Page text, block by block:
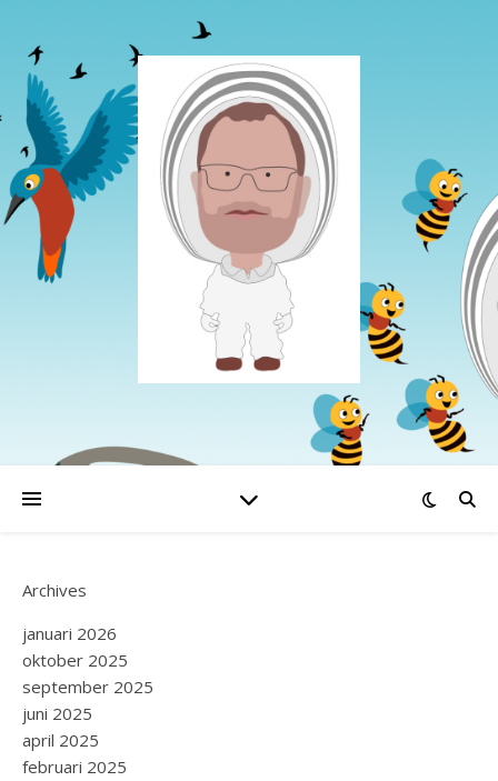
Archives
januari 2026
oktober 2025
september 2025
juni 2025
april 2025
februari 2025